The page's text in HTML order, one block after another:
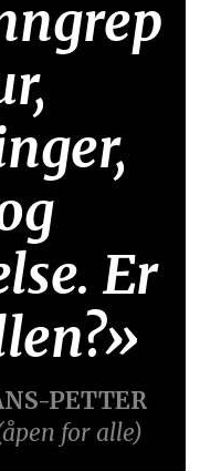
Er
PETTER
for alle)